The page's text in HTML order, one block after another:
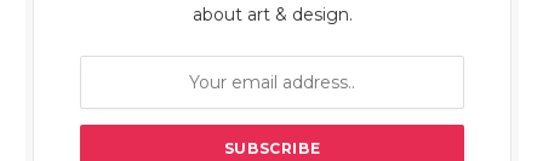
about art & design.